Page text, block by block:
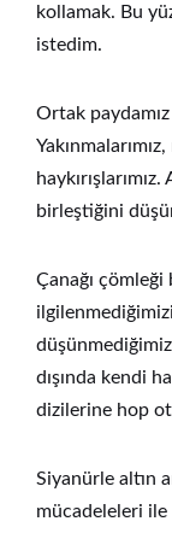
kollamak. Bu
istedim.
Ortak
birleştiğini
Çanağı çömleği
dışında kendi
dizilerine hop
Siyanürle altın
mücadeleleri ile